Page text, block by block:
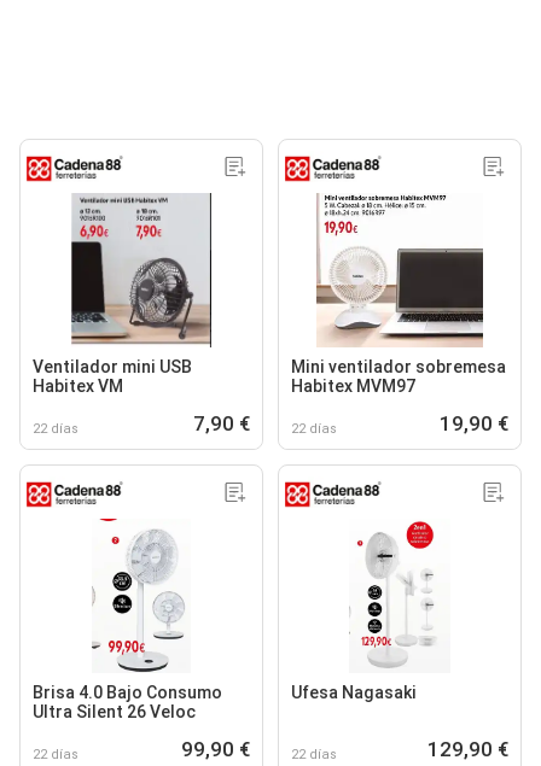
Ventilador mini USB
Habitex VM
22 días 7,90 €
Mini ventilador sobremesa
Habitex MVM97
22 días 19,90 €
Brisa 4.0 Bajo Consumo
Ultra Silent 26 Veloc
22 días 99,90 €
Ufesa Nagasaki
22 días 129,90 €